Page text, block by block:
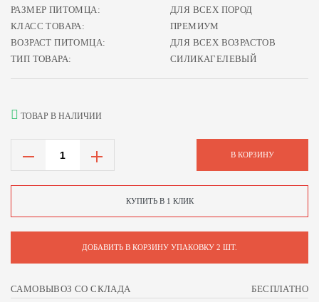
РАЗМЕР ПИТОМЦА:
ДЛЯ ВСЕХ ПОРОД
КЛАСС ТОВАРА:
ПРЕМИУМ
ВОЗРАСТ ПИТОМЦА:
ДЛЯ ВСЕХ ВОЗРАСТОВ
ТИП ТОВАРА:
СИЛИКАГЕЛЕВЫЙ
ТОВАР В НАЛИЧИИ
В КОРЗИНУ
КУПИТЬ В 1 КЛИК
ДОБАВИТЬ В КОРЗИНУ УПАКОВКУ 2 ШТ.
САМОВЫВОЗ СО СКЛАДА
БЕСПЛАТНО